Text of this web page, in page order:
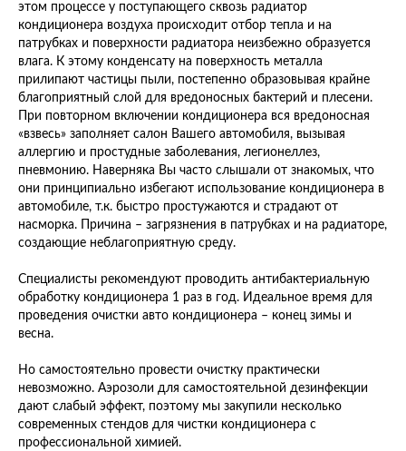
этом процессе у поступающего сквозь радиатор
кондиционера воздуха происходит отбор тепла и на
патрубках и поверхности радиатора неизбежно образуется
влага. К этому конденсату на поверхность металла
прилипают частицы пыли, постепенно образовывая крайне
благоприятный слой для вредоносных бактерий и плесени.
При повторном включении кондиционера вся вредоносная
«взвесь» заполняет салон Вашего автомобиля, вызывая
аллергию и простудные заболевания, легионеллез,
пневмонию. Наверняка Вы часто слышали от знакомых, что
они принципиально избегают использование кондиционера в
автомобиле, т.к. быстро простужаются и страдают от
насморка. Причина – загрязнения в патрубках и на радиаторе,
создающие неблагоприятную среду.
Специалисты рекомендуют проводить антибактериальную
обработку кондиционера 1 раз в год. Идеальное время для
проведения очистки авто кондиционера – конец зимы и
весна.
Но самостоятельно провести очистку практически
невозможно. Аэрозоли для самостоятельной дезинфекции
дают слабый эффект, поэтому мы закупили несколько
современных стендов для чистки кондиционера с
профессиональной химией.